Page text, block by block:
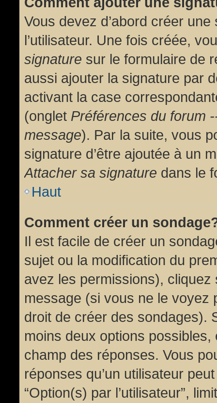
Vous devez d’abord créer
l’utilisateur. Une fois créée,
signature sur le formulaire de
aussi ajouter la signature par
activant la case
(onglet Préférences du forum
message). Par la suite, vous
signature d’être ajoutée à un
Attacher sa signature dans le
Haut
Comment créer un
Il est facile de créer un
sujet ou la modification du
avez les permissions), cliquez
message (si vous ne le voyez
droit de créer des sondages).
moins deux options
champ des réponses. Vous
réponses qu’un utilisateur
“Option(s) par l’utilisateur”,